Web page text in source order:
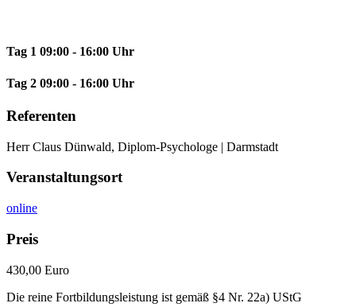
Tag 1 09:00 - 16:00 Uhr
Tag 2 09:00 - 16:00 Uhr
Referenten
Herr Claus Dünwald, Diplom-Psychologe | Darmstadt
Veranstaltungsort
online
Preis
430,00 Euro
Die reine Fortbildungsleistung ist gemäß §4 Nr. 22a) UStG